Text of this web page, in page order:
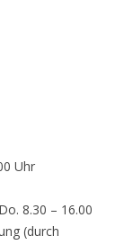
Uhr
8.30 – 16.00
(durch